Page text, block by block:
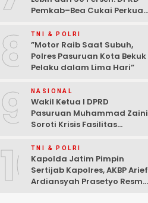
Pemkab–Bea Cukai Perkuat
Rokok Ilegal
8 TNI & POLRI
‎”Motor Raib Saat Subuh,
Polres Pasuruan Kota Bekuk
Pelaku dalam Lima Hari” ‎
9 NASIONAL
Wakil Ketua I DPRD
Pasuruan Muhammad Zaini
Soroti Krisis Fasilitas
Anggaran
10TNI & POLRI
Kapolda Jatim Pimpin
Sertijab Kapolres, AKBP Arief
Ardiansyah Prasetyo Resmi